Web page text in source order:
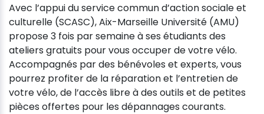
Avec l’appui du service commun d’action sociale et
culturelle (SCASC), Aix-Marseille Université (AMU)
propose 3 fois par semaine à ses étudiants des
ateliers gratuits pour vous occuper de votre vélo.
Accompagnés par des bénévoles et experts, vous
pourrez profiter de la réparation et l’entretien de
votre vélo, de l’accès libre à des outils et de petites
pièces offertes pour les dépannages courants.